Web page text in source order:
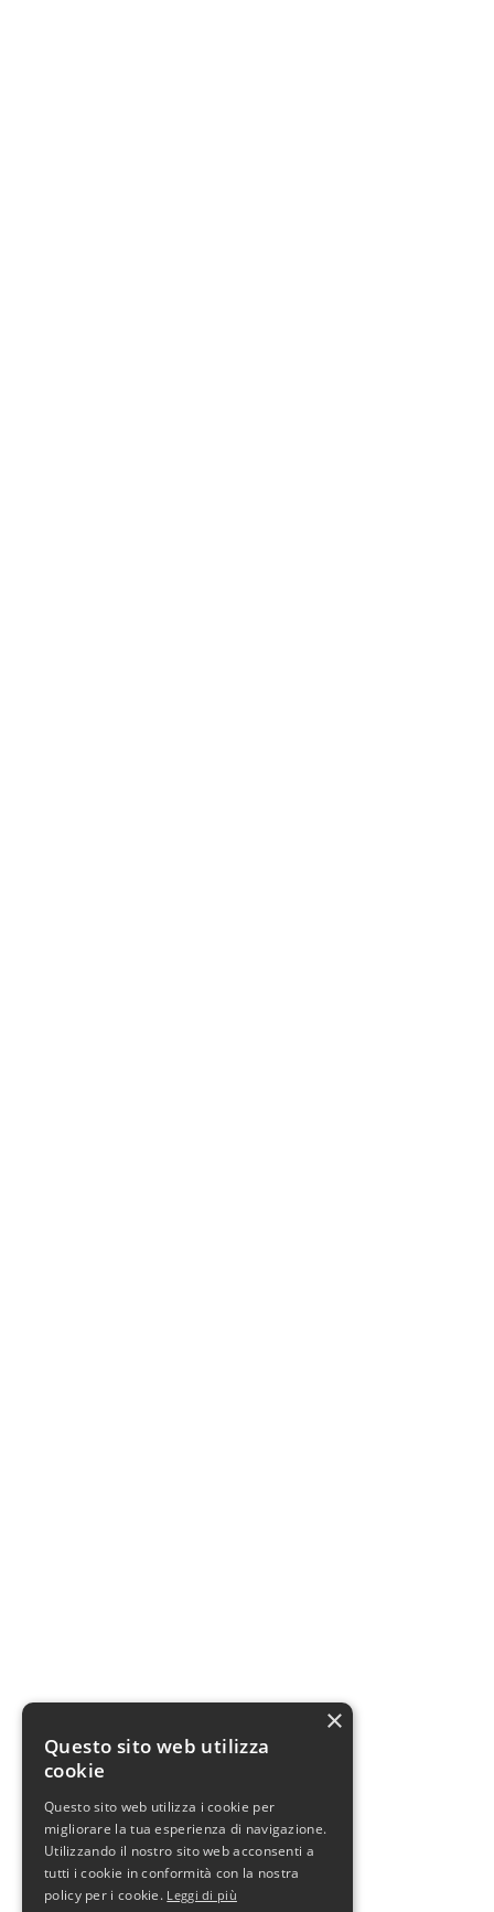
×
Questo sito web utilizza
cookie
Questo sito web utilizza i cookie per
migliorare la tua esperienza di navigazione.
Utilizzando il nostro sito web acconsenti a
tutti i cookie in conformità con la nostra
policy per i cookie. Leggi di più